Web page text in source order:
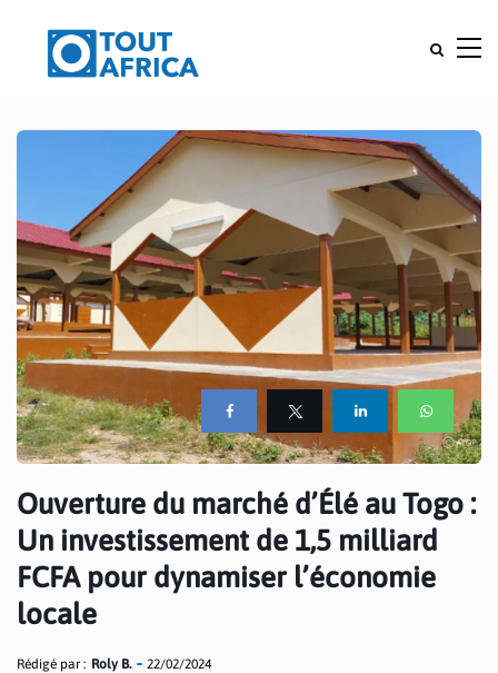
Ouverture du marché d’Élé au Togo :
Un investissement de 1,5 milliard
FCFA pour dynamiser l’économie
locale
Rédigé par : Roly B. 22/02/2024